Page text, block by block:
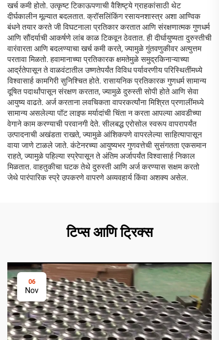
खर्च कमी होतो. उत्कृष्ट टिकाऊपणाची वैशिष्ट्ये ग्राहकांसाठी थेट
दीर्घकालीन मूल्यात बदलतात. क्रॉसलिंकिंग रसायनशास्त्र अशा आण्विक
बंधने तयार करते जी विघटनाला प्रतिकार करतात आणि संरक्षणात्मक गुणधर्म
आणि सौंदर्याची आकर्षणे लांब काळ टिकवून ठेवतात. ही दीर्घायुष्यता दुरुस्तीची
वारंवारता आणि बदलण्याचा खर्च कमी करते, ज्यामुळे गुंतवणुकीवर अत्युत्तम
परतावा मिळतो. हवामानाच्या प्रतिकारक क्षमतेमुळे समुद्रकिनाऱ्याच्या
आर्द्रतेपासून ते वाळवंटातील उष्णतेपर्यंत विविध पर्यावरणीय परिस्थितींमध्ये
विश्वासार्ह कामगिरी सुनिश्चित होते. रासायनिक प्रतिकारक गुणधर्म सामान्य
दूषित पदार्थांपासून संरक्षण करतात, ज्यामुळे दुरुस्ती सोपी होते आणि सेवा
आयुष्य वाढते. अर्ज करताना लवचिकता वापरकर्त्यांना मिश्रित प्रणालींमध्ये
सामान्य असलेल्या पॉट लाइफ मर्यादांची चिंता न करता आपल्या आवडीच्या
वेगाने काम करण्याची परवानगी देते. सीलबद्ध एरोसोल स्वरूप वापरापर्यंत
उत्पादनाची अखंडता राखते, ज्यामुळे आंशिकपणे वापरलेल्या साहित्यापासून
वाया जाणे टाळले जाते. कंटेनरच्या आयुष्यभर गुणवत्तेची सुसंगतता एकसमान
राहते, ज्यामुळे पहिल्या स्प्रेपासून ते अंतिम अर्जापर्यंत विश्वासार्ह निकाल
मिळतात. वाहतुकीचा घटक तेथे दुरुस्ती आणि अर्ज करण्यास सक्षम करतो
जेथे पारंपारिक स्प्रे उपकरणे वापरणे अव्यवहार्य किंवा अशक्य असेल.
टिप्स आणि ट्रिक्स
06
Nov